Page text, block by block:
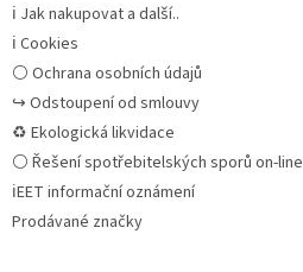
ℹ Jak nakupovat a další..
ℹ Cookies
⚪ Ochrana osobních údajů
↪ Odstoupení od smlouvy
♻ Ekologická likvidace
⚪ Řešení spotřebitelských sporů on-line
ℹEET informační oznámení
Prodávané značky